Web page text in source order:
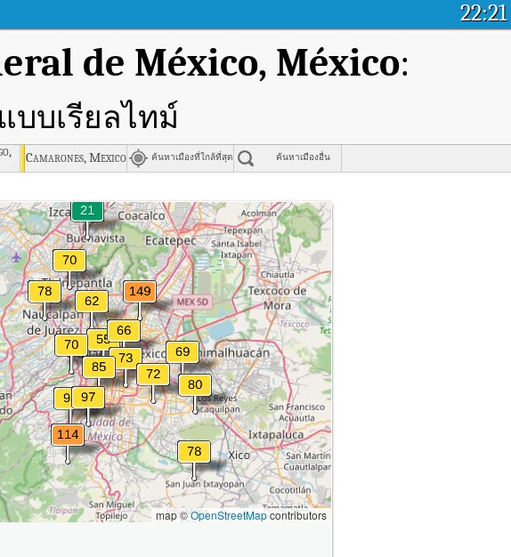
22:21
de México, México:
บเรียลไทม์
Camarones, Mexico ค้นหาเมืองที่ใกล้ที่สุด ค้นหาเมืองอื่น
General de México, México
map ©OpenStreetMapcontributors